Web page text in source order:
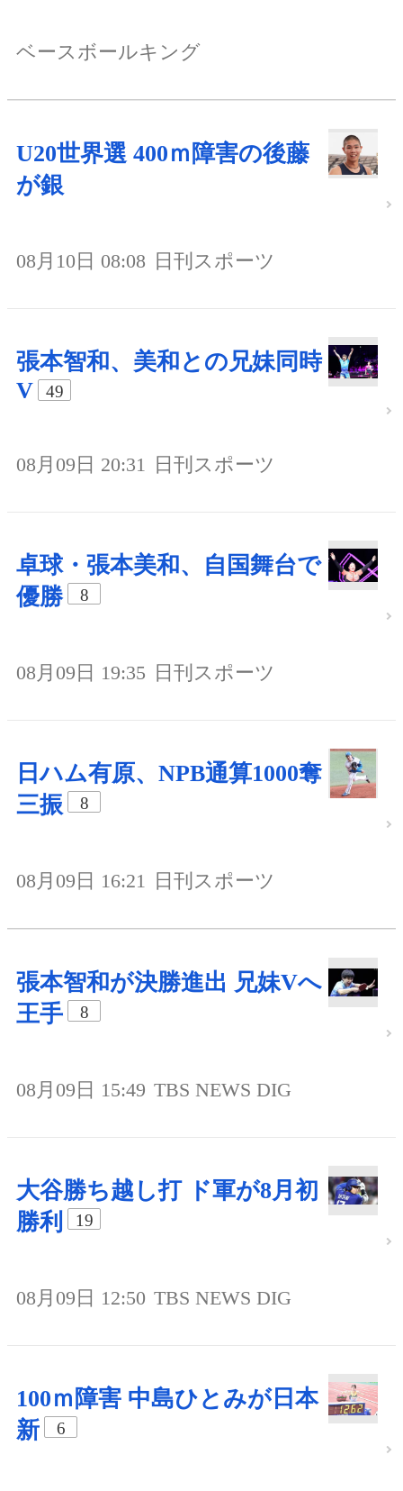
ベースボールキング
U20世界選 400ｍ障害の後藤
が銀
08月10日 08:08 日刊スポーツ
張本智和、美和との兄妹同時
V
49
08月09日 20:31 日刊スポーツ
卓球・張本美和、自国舞台で
優勝
8
08月09日 19:35 日刊スポーツ
日ハム有原、NPB通算1000奪
三振
8
08月09日 16:21 日刊スポーツ
張本智和が決勝進出 兄妹Vへ
王手
8
08月09日 15:49 TBS NEWS DIG
大谷勝ち越し打 ド軍が8月初
勝利
19
08月09日 12:50 TBS NEWS DIG
100ｍ障害 中島ひとみが日本
新
6